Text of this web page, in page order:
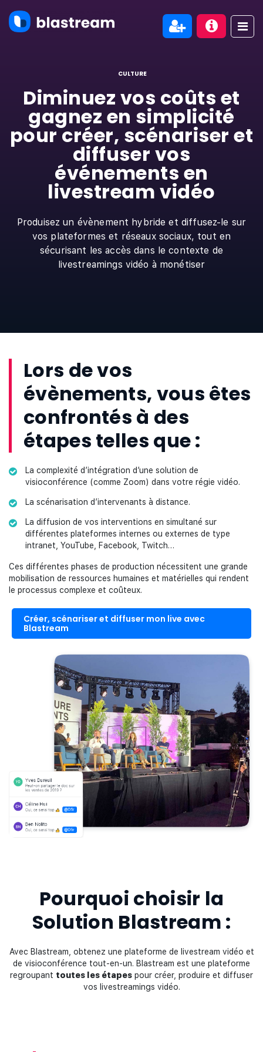
CULTURE
Diminuez vos coûts et
gagnez en simplicité
pour créer, scénariser et
diffuser vos
événements en
livestream vidéo
Produisez un évènement hybride et diffusez-le sur
vos plateformes et réseaux sociaux, tout en
sécurisant les accès dans le contexte de
livestreamings vidéo à monétiser
Lors de vos
évènements, vous êtes
confrontés à des
étapes telles que :
La complexité d’intégration d’une solution de
visioconférence (comme Zoom) dans votre régie vidéo.
La scénarisation d’intervenants à distance.
La diffusion de vos interventions en simultané sur
différentes plateformes internes ou externes de type
intranet, YouTube, Facebook, Twitch…
Ces différentes phases de production nécessitent une grande
mobilisation de ressources humaines et matérielles qui rendent
le processus complexe et coûteux.
Créer, scénariser et diffuser mon live avec
Blastream
Pourquoi choisir la
Solution Blastream :
Avec Blastream, obtenez une plateforme de livestream vidéo et
de visioconférence tout-en-un. Blastream est une plateforme
regroupant toutes les étapes pour créer, produire et diffuser
vos livestreamings vidéo.